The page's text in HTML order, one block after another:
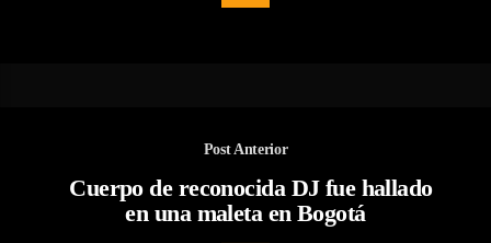
Post Anterior
Cuerpo de reconocida DJ fue hallado
en una maleta en Bogotá